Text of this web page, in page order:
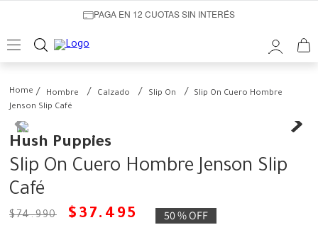
PAGA EN 12 CUOTAS SIN INTERÉS
Hombre Calzado Slip On
Slip On Cuero Hombre
Jenson Slip Café
Hush Puppies
Slip On Cuero Hombre Jenson Slip
Café
$74.990 $ 37. 495 50 %OFF